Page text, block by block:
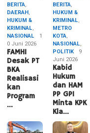
BERITA,
DAERAH,
HUKUM &
KRIMINAL,
NASIONAL
1
0 Juni 2026
FAMHI
Desak PT
BKA
Realisasi
kan
Program
…
BERITA,
HUKUM &
KRIMINAL,
METRO
KOTA,
NASIONAL,
POLITIK
9
Juni 2026
Kabid
Hukum
dan HAM
PP GPI
Minta KPK
Kla…